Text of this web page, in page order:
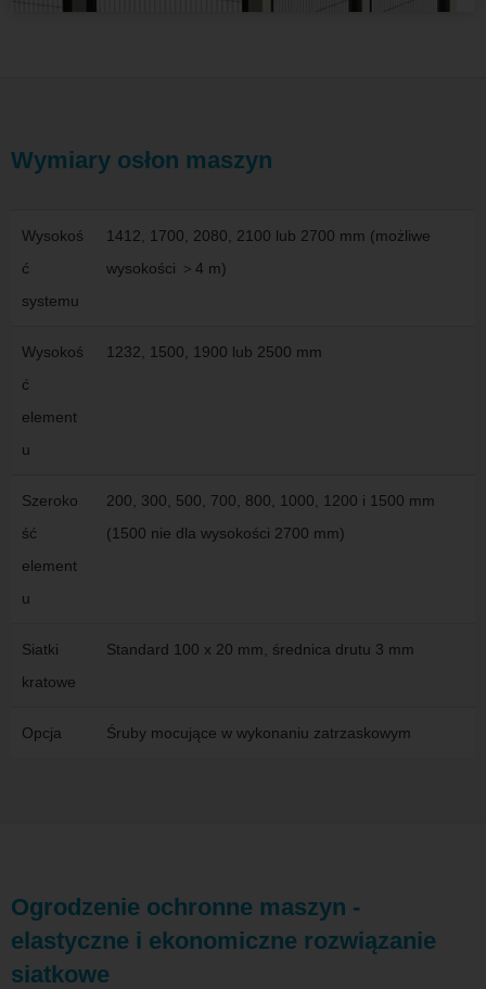
Wymiary osłon maszyn
Wysokoś
ć
systemu
1412, 1700, 2080, 2100 lub 2700 mm (możliwe
wysokości ＞4 m)
Wysokoś
ć
element
u
1232, 1500, 1900 lub 2500 mm
Szeroko
ść
element
u
200, 300, 500, 700, 800, 1000, 1200 i 1500 mm
(1500 nie dla wysokości 2700 mm)
Siatki
kratowe
Standard 100 x 20 mm, średnica drutu 3 mm
Opcja Śruby mocujące w wykonaniu zatrzaskowym
Ogrodzenie ochronne maszyn -
elastyczne i ekonomiczne rozwiązanie
siatkowe